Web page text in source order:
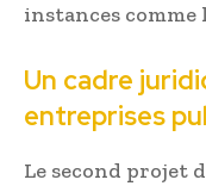
instances comme
Un cadre
entreprises
Le second projet